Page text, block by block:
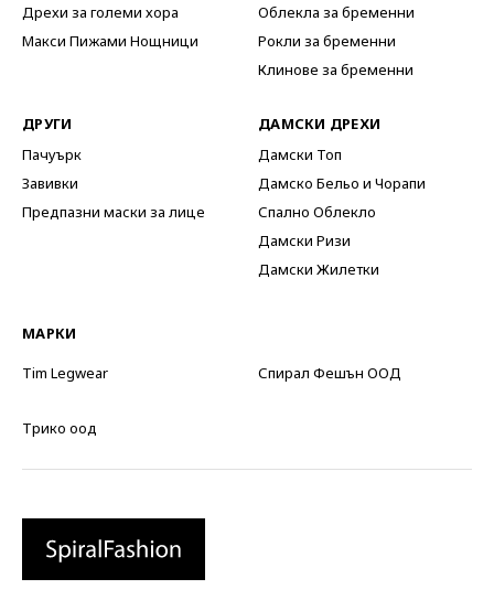
Дрехи за големи хора
Макси Пижами Нощници
Облекла за бременни
Рокли за бременни
Клинове за бременни
ДРУГИ
Пачуърк
Завивки
Предпазни маски за лице
ДАМСКИ ДРЕХИ
Дамски Топ
Дамско Бельо и Чорапи
Спално Облекло
Дамски Ризи
Дамски Жилетки
МАРКИ
Tim Legwear
Спирал Фешън ООД
Трико оод